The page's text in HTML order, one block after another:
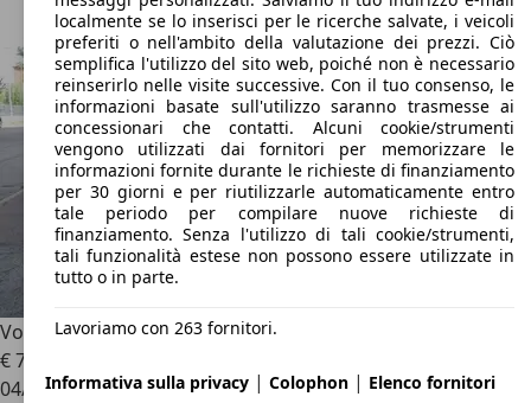
Volkswagen T4MULTIVAN 9 POSTI
€ 7.900
04/2000
localmente se lo inserisci per le ricerche salvate, i veicoli
preferiti o nell'ambito della valutazione dei prezzi. Ciò
semplifica l'utilizzo del sito web, poiché non è necessario
reinserirlo nelle visite successive. Con il tuo consenso, le
informazioni basate sull'utilizzo saranno trasmesse ai
concessionari che contatti. Alcuni cookie/strumenti
vengono utilizzati dai fornitori per memorizzare le
informazioni fornite durante le richieste di finanziamento
per 30 giorni e per riutilizzarle automaticamente entro
tale periodo per compilare nuove richieste di
finanziamento. Senza l'utilizzo di tali cookie/strumenti,
tali funzionalità estese non possono essere utilizzate in
tutto o in parte.
Lavoriamo con 263 fornitori.
Informativa sulla privacy | Colophon | Elenco fornitori